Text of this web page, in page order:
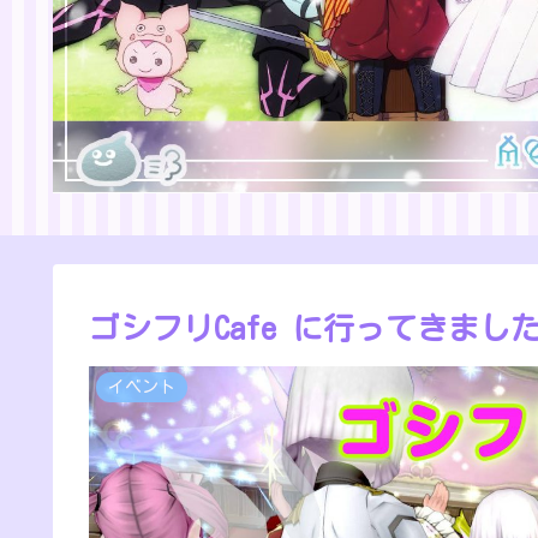
ゴシフリCafe に行ってきまし
イベント